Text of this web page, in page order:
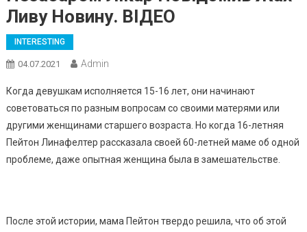
Ливу Новину. ВIДЕО
INTERESTING
04.07.2021 Admin
Когда девушкам исполняется 15-16 лет, они начинают
советоваться по разным вопросам со своими матерями или
другими женщинами старшего возраста. Но когда 16-летняя
Пейтон Линафелтер рассказала своей 60-летней маме об одной
проблеме, даже опытная женщина была в замешательстве.
После этой истории, мама Пейтон твердо решила, что об этой